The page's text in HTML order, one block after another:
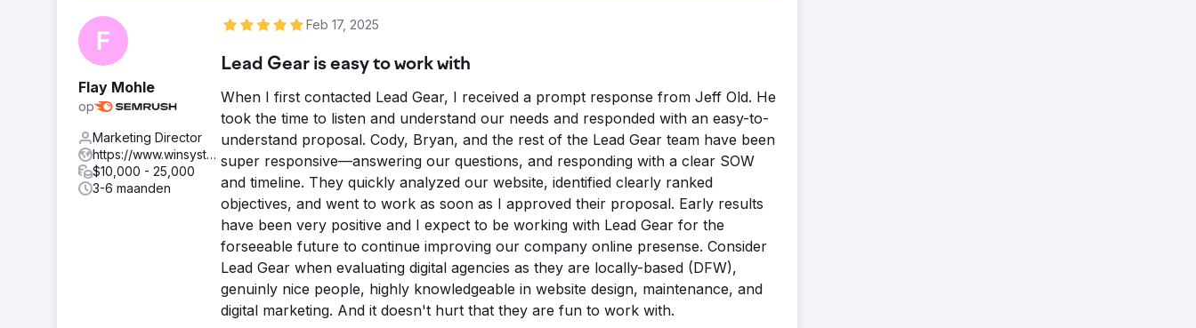
Flay Mohle
op
Marketing Director
https://www.winsystems.com
$10,000 - 25,000
3-6 maanden
Feb 17, 2025
Lead Gear is easy to work with
When I first contacted Lead Gear, I received a prompt response from Jeff Old. He
took the time to listen and understand our needs and responded with an easy-to-
understand proposal. Cody, Bryan, and the rest of the Lead Gear team have been
super responsive—answering our questions, and responding with a clear SOW
and timeline. They quickly analyzed our website, identified clearly ranked
objectives, and went to work as soon as I approved their proposal. Early results
have been very positive and I expect to be working with Lead Gear for the
forseeable future to continue improving our company online presense. Consider
Lead Gear when evaluating digital agencies as they are locally-based (DFW),
genuinly nice people, highly knowledgeable in website design, maintenance, and
digital marketing. And it doesn't hurt that they are fun to work with.